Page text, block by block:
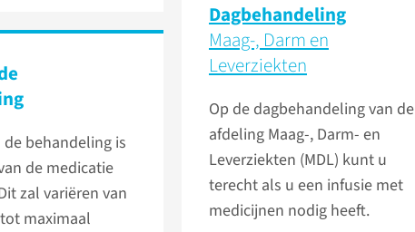
Dagbehandeling
Maag-, Darm en
Leverziekten
Op de dagbehandeling van de
afdeling Maag-, Darm- en
Leverziekten (MDL) kunt u
terecht als u een infusie met
medicijnen nodig heeft.
de behandeling is
de medicatie
zal variëren van
maximaal